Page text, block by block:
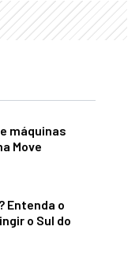
máquinas
Move
Entenda o
o Sul do